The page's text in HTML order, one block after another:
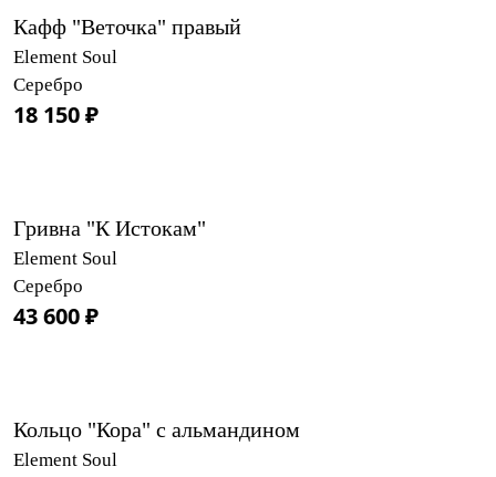
Кафф "Веточка" правый
Element Soul
Серебро
18 150 ₽
Гривна "К Истокам"
Element Soul
Серебро
43 600 ₽
Кольцо "Кора" с альмандином
Element Soul